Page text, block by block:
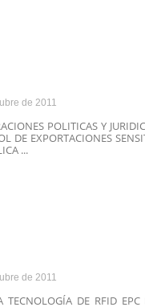
de 2011
POLITICAS Y
DE EXPORTACIONES
...
de 2011
TECNOLOGÍA DE RFID